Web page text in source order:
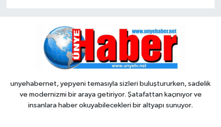
unyehabernet, yepyeni temasıyla sizleri buluştururken, sadelik
ve modernizmi bir araya getiriyor. Şatafattan kaçınıyor ve
insanlara haber okuyabilecekleri bir altyapı sunuyor.